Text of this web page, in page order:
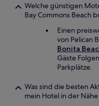
Welche günstigen
Bay Commons Beach
Einen
von Pelican
Bonita
Gäste
Parkplätze.
Was sind die besten
mein Hotel in der